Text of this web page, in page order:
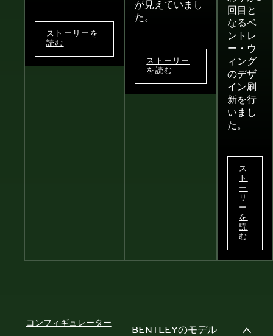
ストーリーを
読む
が見えていまし
た。
ストーリー
を読む
回目と
なるベ
ントレ
ー・ウ
ィング
のデザ
イン刷
新を行
いまし
た。
ス
ト
ー
リ
ー
を
読
む
コンフィギュレーター
BENTLEYのモデル